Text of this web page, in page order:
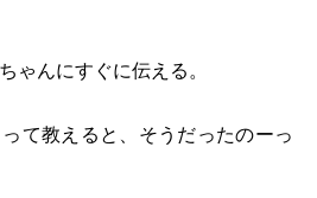
ゃんにすぐに伝える。
て教えると、そうだったのーっ